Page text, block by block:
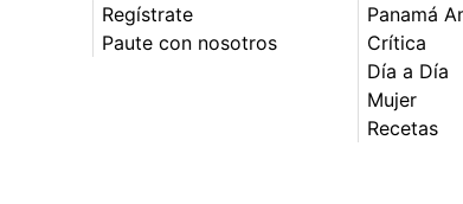
Regístrate
Paute con nosotros
Panamá
Crítica
Día a Día
Mujer
Recetas